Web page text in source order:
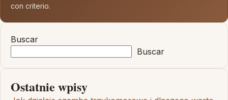
con criterio.
Buscar
Buscar
Ostatnie wpisy